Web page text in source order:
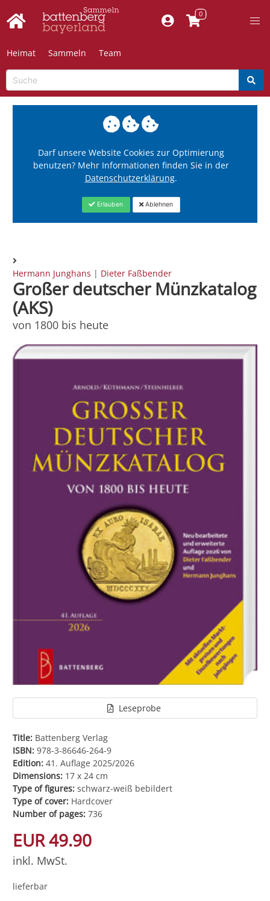
Heimat Sammeln Team
Darf unsere Website Cookies zur Optimierung
benutzen? Mehr Informationen finden Sie in der
Datenschutzerklärung.
Erlauben Ablehnen
Hermann Junghans | Dieter Faßbender
Großer deutscher Münzkatalog
(AKS)
von 1800 bis heute
Leseprobe
Title: Battenberg Verlag
ISBN: 978-3-86646-264-9
Edition: 41. Auflage 2025/2026
Dimensions: 17 x 24 cm
Type of figures: schwarz-weiß bebildert
Type of cover: Hardcover
Number of pages: 736
EUR 49.90
inkl. MwSt.
lieferbar